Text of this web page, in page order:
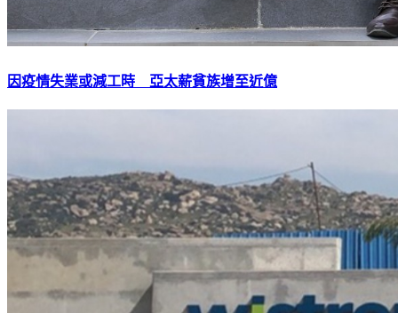
因疫情失業或減工時 亞太薪貧族增至近億